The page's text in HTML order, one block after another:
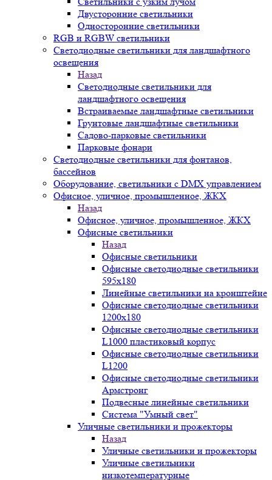
Двусторонние светильники
Односторонние светильники
RGB и RGBW светильники
Светодиодные светильники для ландшафтного
освещения
Назад
Светодиодные светильники для
ландшафтного освещения
Встраиваемые ландшафтные светильники
Грунтовые ландшафтные светильники
Садово-парковые светильники
Парковые фонари
Светодиодные светильники для фонтанов,
бассейнов
Оборудование, светильники с DMX управлением
Офисное, уличное, промышленное, ЖКХ
Назад
Офисное, уличное, промышленное, ЖКХ
Офисные светильники
Назад
Офисные светильники
Офисные светодиодные светильники
595х180
Линейные светильники на кронштейне
Офисные светодиодные светильники
1200x180
Офисные светодиодные светильники
L1000 пластиковый корпус
Офисные светодиодные светильники
L1200
Офисные светодиодные светильники
Армстронг
Подвесные линейные светильники
Система "Умный свет"
Уличные светильники и прожекторы
Назад
Уличные светильники и прожекторы
Уличные светильники
низкотемпературные